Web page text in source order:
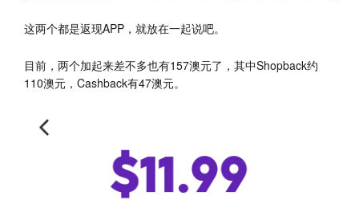
这两个都是返现APP，就放在一起说吧。
目前，两个加起来差不多也有157澳元了，其中Shopback约
110澳元，Cashback有47澳元。